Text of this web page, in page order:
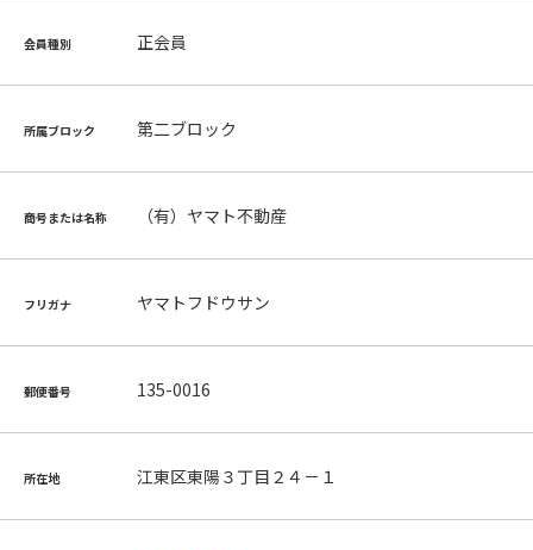
会員種別 正会員
所属ブロック 第二ブロック
商号または名称 （有）ヤマト不動産
フリガナ ヤマトフドウサン
郵便番号 135-0016
所在地 江東区東陽３丁目２４－１